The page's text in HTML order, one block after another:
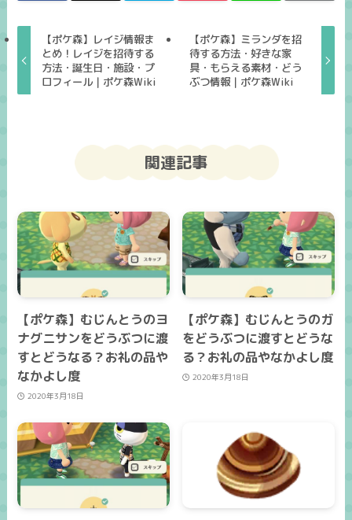
【ポケ森】レイジ情報ま
とめ！レイジを招待する
方法・誕生日・施設・プ
ロフィール｜ポケ森Wiki
【ポケ森】ミランダを招
待する方法・好きな家
具・もらえる素材・どう
ぶつ情報｜ポケ森Wiki
関連記事
【ポケ森】むじんとうのヨ
ナグニサンをどうぶつに渡
すとどうなる？お礼の品や
なかよし度
2020年3月18日
【ポケ森】むじんとうのガ
をどうぶつに渡すとどうな
る？お礼の品やなかよし度
2020年3月18日